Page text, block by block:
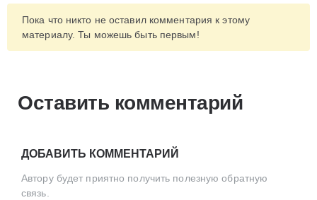
Пока что никто не оставил комментария к этому
материалу. Ты можешь быть первым!
Оставить комментарий
ДОБАВИТЬ КОММЕНТАРИЙ
Автору будет приятно получить полезную обратную
связь.